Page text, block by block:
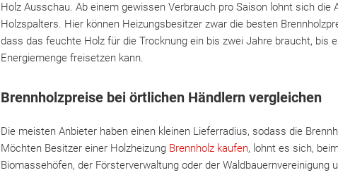
Holz Ausschau. Ab einem gewissen Verbrauch pro Saison lohnt sich
Holzspalters. Hier können Heizungsbesitzer zwar die besten
dass das feuchte Holz für die Trocknung ein bis zwei Jahre braucht, bis
Energiemenge freisetzen kann.
Brennholzpreise bei örtlichen Händlern vergleichen
Die meisten Anbieter haben einen kleinen Lieferradius, sodass die
Möchten Besitzer einer Holzheizung Brennholz kaufen, lohnt es sich,
Biomassehöfen, der Försterverwaltung oder der Waldbauernvereinigung